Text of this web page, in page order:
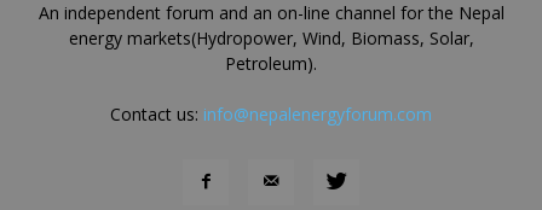
An independent forum and an on-line channel for the Nepal
energy markets(Hydropower, Wind, Biomass, Solar,
Petroleum).
Contact us: info@nepalenergyforum.com